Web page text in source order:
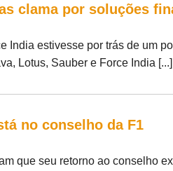
clama por soluções
India estivesse por trás de um
Lotus, Sauber e Force India [...]
no conselho da F1
que seu retorno ao conselho